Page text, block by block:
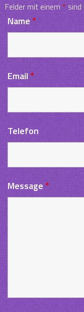
Felder mit einem*sind
Name*
Email *
Telefon
Message *